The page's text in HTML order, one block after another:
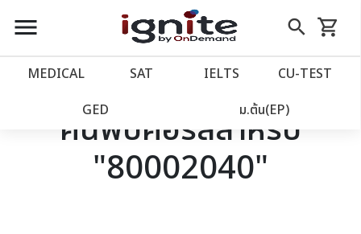
close
account_balance หน้าแรก
เว็บไซต์อิกไนท์
โปรโมชั่น
menu search
Skip
to
shopping_cart
รถเข็น
MEDICAL SAT IELTS CU‑TEST
GED ม.ต้น(EP)
ค้นพบคอร์สสำหรับ
"80002040"